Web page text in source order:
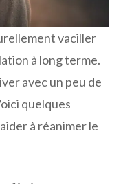
vaciller
à long terme.
avec un peu de
quelques
à réanimer le